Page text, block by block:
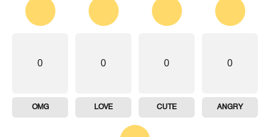
0
ANGRY
0
CUTE
0
LOVE
0
OMG